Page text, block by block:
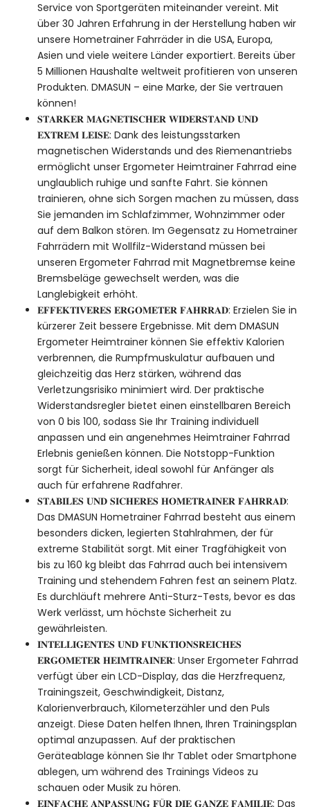
Service von Sportgeräten miteinander vereint. Mit
über 30 Jahren Erfahrung in der Herstellung haben wir
unsere Hometrainer Fahrräder in die USA, Europa,
Asien und viele weitere Länder exportiert. Bereits über
5 Millionen Haushalte weltweit profitieren von unseren
Produkten. DMASUN – eine Marke, der Sie vertrauen
können!
𝐒𝐓𝐀𝐑𝐊𝐄𝐑 𝐌𝐀𝐆𝐍𝐄𝐓𝐈𝐒𝐂𝐇𝐄𝐑 𝐖𝐈𝐃𝐄𝐑𝐒𝐓𝐀𝐍𝐃 𝐔𝐍𝐃
𝐄𝐗𝐓𝐑𝐄𝐌 𝐋𝐄𝐈𝐒𝐄: Dank des leistungsstarken
magnetischen Widerstands und des Riemenantriebs
ermöglicht unser Ergometer Heimtrainer Fahrrad eine
unglaublich ruhige und sanfte Fahrt. Sie können
trainieren, ohne sich Sorgen machen zu müssen, dass
Sie jemanden im Schlafzimmer, Wohnzimmer oder
auf dem Balkon stören. Im Gegensatz zu Hometrainer
Fahrrädern mit Wollfilz-Widerstand müssen bei
unseren Ergometer Fahrrad mit Magnetbremse keine
Bremsbeläge gewechselt werden, was die
Langlebigkeit erhöht.
𝐄𝐅𝐅𝐄𝐊𝐓𝐈𝐕𝐄𝐑𝐄𝐒 𝐄𝐑𝐆𝐎𝐌𝐄𝐓𝐄𝐑 𝐅𝐀𝐇𝐑𝐑𝐀𝐃: Erzielen Sie in
kürzerer Zeit bessere Ergebnisse. Mit dem DMASUN
Ergometer Heimtrainer können Sie effektiv Kalorien
verbrennen, die Rumpfmuskulatur aufbauen und
gleichzeitig das Herz stärken, während das
Verletzungsrisiko minimiert wird. Der praktische
Widerstandsregler bietet einen einstellbaren Bereich
von 0 bis 100, sodass Sie Ihr Training individuell
anpassen und ein angenehmes Heimtrainer Fahrrad
Erlebnis genießen können. Die Notstopp-Funktion
sorgt für Sicherheit, ideal sowohl für Anfänger als
auch für erfahrene Radfahrer.
𝐒𝐓𝐀𝐁𝐈𝐋𝐄𝐒 𝐔𝐍𝐃 𝐒𝐈𝐂𝐇𝐄𝐑𝐄𝐒 𝐇𝐎𝐌𝐄𝐓𝐑𝐀𝐈𝐍𝐄𝐑 𝐅𝐀𝐇𝐑𝐑𝐀𝐃:
Das DMASUN Hometrainer Fahrrad besteht aus einem
besonders dicken, legierten Stahlrahmen, der für
extreme Stabilität sorgt. Mit einer Tragfähigkeit von
bis zu 160 kg bleibt das Fahrrad auch bei intensivem
Training und stehendem Fahren fest an seinem Platz.
Es durchläuft mehrere Anti-Sturz-Tests, bevor es das
Werk verlässt, um höchste Sicherheit zu
gewährleisten.
𝐈𝐍𝐓𝐄𝐋𝐋𝐈𝐆𝐄𝐍𝐓𝐄𝐒 𝐔𝐍𝐃 𝐅𝐔𝐍𝐊𝐓𝐈𝐎𝐍𝐒𝐑𝐄𝐈𝐂𝐇𝐄𝐒
𝐄𝐑𝐆𝐎𝐌𝐄𝐓𝐄𝐑 𝐇𝐄𝐈𝐌𝐓𝐑𝐀𝐈𝐍𝐄𝐑: Unser Ergometer Fahrrad
verfügt über ein LCD-Display, das die Herzfrequenz,
Trainingszeit, Geschwindigkeit, Distanz,
Kalorienverbrauch, Kilometerzähler und den Puls
anzeigt. Diese Daten helfen Ihnen, Ihren Trainingsplan
optimal anzupassen. Auf der praktischen
Geräteablage können Sie Ihr Tablet oder Smartphone
ablegen, um während des Trainings Videos zu
schauen oder Musik zu hören.
𝐄𝐈𝐍𝐅𝐀𝐂𝐇𝐄 𝐀𝐍𝐏𝐀𝐒𝐒𝐔𝐍𝐆 𝐅Ü𝐑 𝐃𝐈𝐄 𝐆𝐀𝐍𝐙𝐄 𝐅𝐀𝐌𝐈𝐋𝐈𝐄: Das